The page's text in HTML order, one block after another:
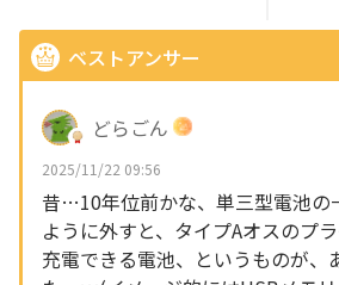
ベストアンサー
どらごん
2025/11/22 09:56
昔…10年位前かな、単三型電池の
ように外すと、タイプAオスのプ
充電できる電池、というものが、